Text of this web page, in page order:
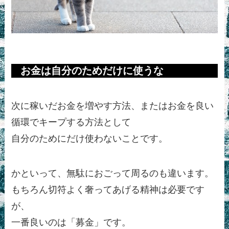
お金は自分のためだけに使うな
次に稼いだお金を増やす方法、またはお金を良い
循環でキープする方法として
自分のためにだけ使わないことです。
かといって、無駄におごって周るのも違います。
もちろん切符よく奢ってあげる精神は必要です
が、
一番良いのは「募金」です。